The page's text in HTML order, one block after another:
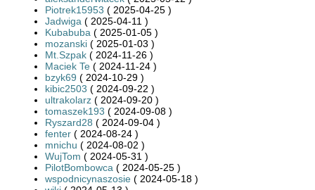
Piotrek15953 ( 2025-04-25 )
Jadwiga ( 2025-04-11 )
Kubabuba ( 2025-01-05 )
mozanski ( 2025-01-03 )
Mt.Szpak ( 2024-11-26 )
Maciek Te ( 2024-11-24 )
bzyk69 ( 2024-10-29 )
kibic2503 ( 2024-09-22 )
ultrakolarz ( 2024-09-20 )
tomaszek193 ( 2024-09-08 )
Ryszard28 ( 2024-09-04 )
fenter ( 2024-08-24 )
mnichu ( 2024-08-02 )
WujTom ( 2024-05-31 )
PilotBombowca ( 2024-05-25 )
wspodnicynaszosie ( 2024-05-18 )